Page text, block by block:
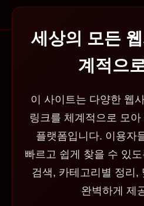
세상의 모든
계적으
이 사이트는 다양한 웹
링크를 체계적으로 모
플랫폼입니다. 이용자
빠르고 쉽게 찾을 수 있
검색, 카테고리별 정리,
완벽하게 제